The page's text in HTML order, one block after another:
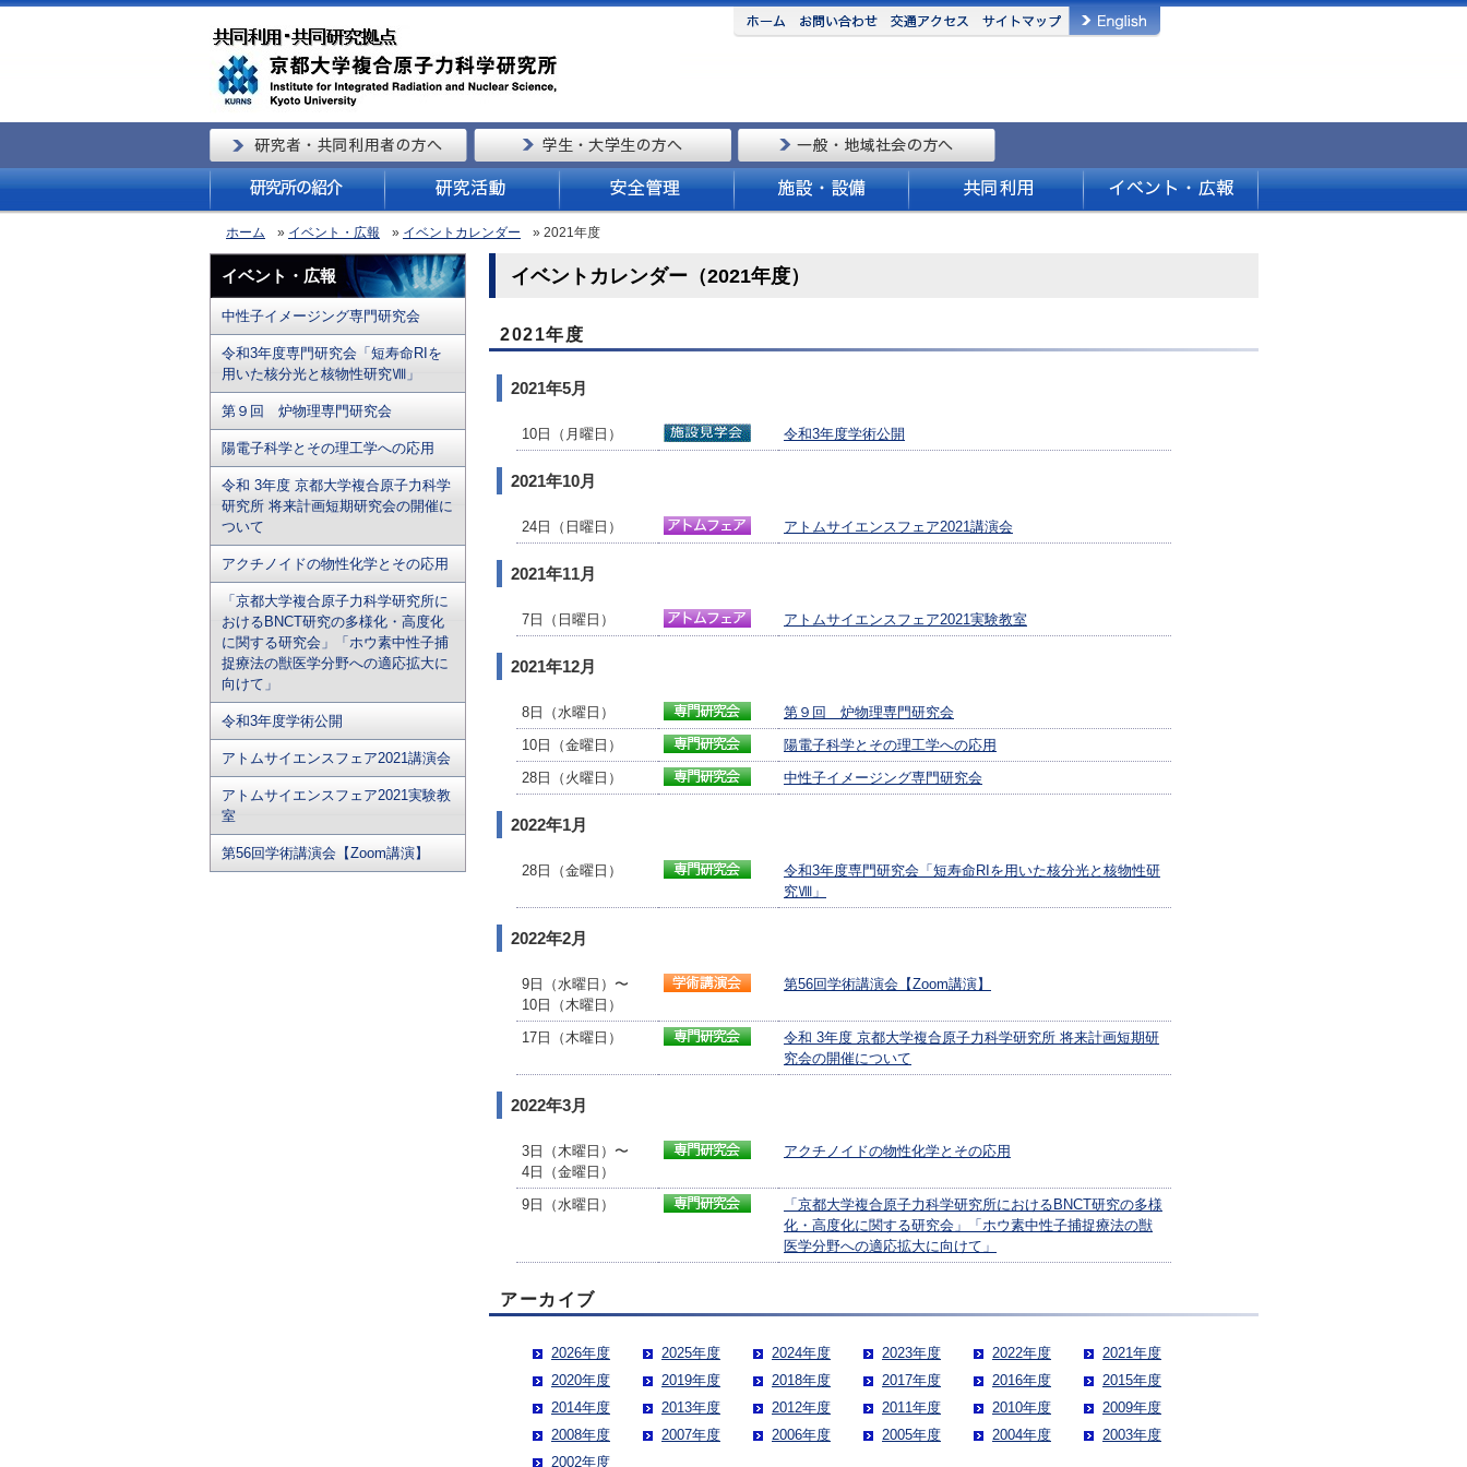
ホーム » イベント・広報 » イベントカレンダー » 2021年度
イベント・広報
中性子イメージング専門研究会
令和3年度専門研究会「短寿命RIを
用いた核分光と核物性研究Ⅷ」
第９回 炉物理専門研究会
陽電子科学とその理工学への応用
令和 3年度 京都大学複合原子力科学
研究所 将来計画短期研究会の開催に
ついて
アクチノイドの物性化学とその応用
「京都大学複合原子力科学研究所に
おけるBNCT研究の多様化・高度化
に関する研究会」「ホウ素中性子捕
捉療法の獣医学分野への適応拡大に
向けて」
令和3年度学術公開
アトムサイエンスフェア2021講演会
アトムサイエンスフェア2021実験教
室
第56回学術講演会【Zoom講演】
イベントカレンダー（2021年度）
2021年度
2021年5月
10日（月曜日） 令和3年度学術公開
2021年10月
24日（日曜日） アトムサイエンスフェア2021講演会
2021年11月
7日（日曜日） アトムサイエンスフェア2021実験教室
2021年12月
8日（水曜日）
第９回 炉物理専門研究会
10日（金曜日）
陽電子科学とその理工学への応用
28日（火曜日）
中性子イメージング専門研究会
2022年1月
28日（金曜日）
令和3年度専門研究会「短寿命RIを用いた核分光と核物性研
究Ⅷ」
2022年2月
9日（水曜日）〜
10日（木曜日）
第56回学術講演会【Zoom講演】
17日（木曜日）
令和 3年度 京都大学複合原子力科学研究所 将来計画短期研
究会の開催について
2022年3月
3日（木曜日）〜
4日（金曜日）
アクチノイドの物性化学とその応用
9日（水曜日）
「京都大学複合原子力科学研究所におけるBNCT研究の多様
化・高度化に関する研究会」「ホウ素中性子捕捉療法の獣
医学分野への適応拡大に向けて」
アーカイブ
2026年度 2025年度 2024年度 2023年度 2022年度
2021年度
2020年度
2019年度 2018年度 2017年度 2016年度
2015年度
2014年度
2013年度 2012年度 2011年度 2010年度
2009年度
2008年度
2007年度 2006年度 2005年度 2004年度
2003年度
2002年度